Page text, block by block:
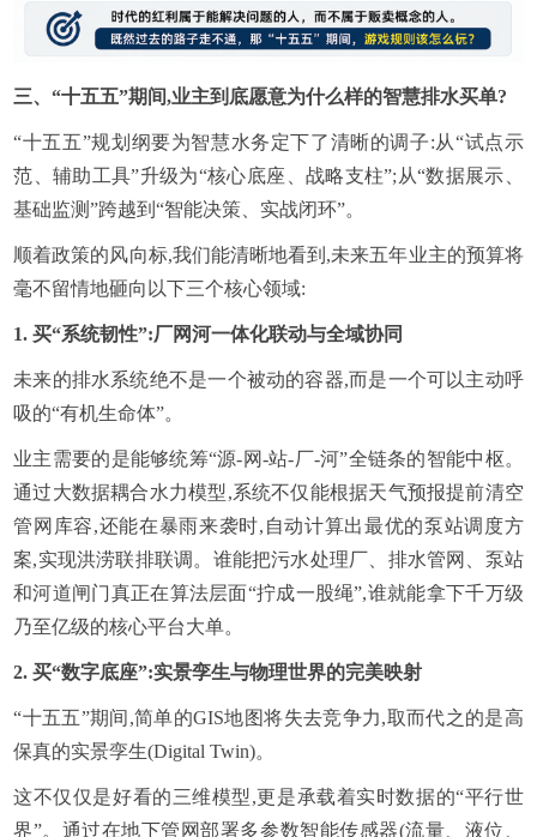
三、“十五五”期间,业主到底愿意为什么样的智慧排水买单?
“十五五”规划纲要为智慧水务定下了清晰的调子:从“试点示
范、辅助工具”升级为“核心底座、战略支柱”;从“数据展示、
基础监测”跨越到“智能决策、实战闭环”。
顺着政策的风向标,我们能清晰地看到,未来五年业主的预算将
毫不留情地砸向以下三个核心领域:
1. 买“系统韧性”:厂网河一体化联动与全域协同
未来的排水系统绝不是一个被动的容器,而是一个可以主动呼
吸的“有机生命体”。
业主需要的是能够统筹“源-网-站-厂-河”全链条的智能中枢。
通过大数据耦合水力模型,系统不仅能根据天气预报提前清空
管网库容,还能在暴雨来袭时,自动计算出最优的泵站调度方
案,实现洪涝联排联调。谁能把污水处理厂、排水管网、泵站
和河道闸门真正在算法层面“拧成一股绳”,谁就能拿下千万级
乃至亿级的核心平台大单。
2. 买“数字底座”:实景孪生与物理世界的完美映射
“十五五”期间,简单的GIS地图将失去竞争力,取而代之的是高
保真的实景孪生(Digital Twin)。
这不仅仅是好看的三维模型,更是承载着实时数据的“平行世
界”。通过在地下管网部署多参数智能传感器(流量、液位、